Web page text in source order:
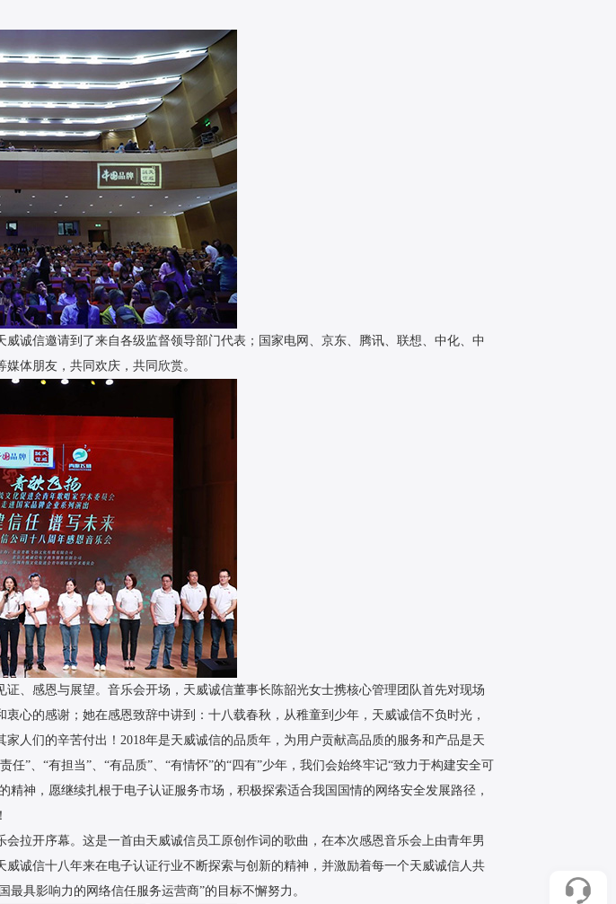
诚信邀请到了来自各级监督领导部门代表；国家电网、京东、腾讯、联想、中化、中
体朋友，共同欢庆，共同欣赏。
、感恩与展望。音乐会开场，天威诚信董事长陈韶光女士携核心管理团队首先对现场
的感谢；她在感恩致辞中讲到：十八载春秋，从稚童到少年，天威诚信不负时光，
人们的辛苦付出！2018年是天威诚信的品质年，为用户贡献高品质的服务和产品是天
”、“有担当”、“有品质”、“有情怀”的“四有”少年，我们会始终牢记“致力于构建安全可
神，愿继续扎根于电子认证服务市场，积极探索适合我国国情的网络安全发展路径，
拉开序幕。这是一首由天威诚信员工原创作词的歌曲，在本次感恩音乐会上由青年男
诚信十八年来在电子认证行业不断探索与创新的精神，并激励着每一个天威诚信人共
具影响力的网络信任服务运营商”的目标不懈努力。